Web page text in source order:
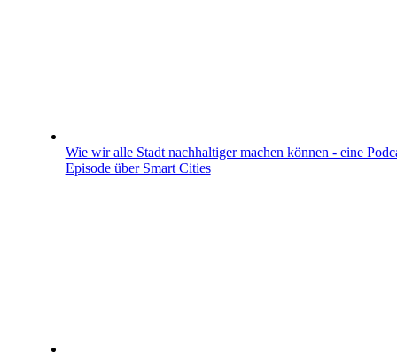
Wie wir alle Stadt nachhaltiger machen können - eine
Episode über Smart Cities